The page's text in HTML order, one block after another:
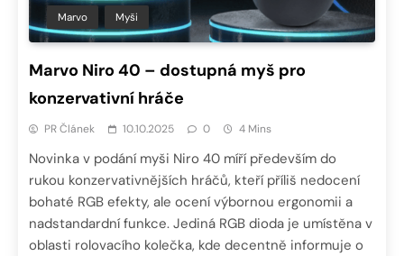
Marvo Myši
Marvo Niro 40 – dostupná myš pro
konzervativní hráče
PR Článek 10.10.2025 0 4 Mins
Novinka v podání myši Niro 40 míří především do
rukou konzervativnějších hráčů, kteří příliš nedocení
bohaté RGB efekty, ale ocení výbornou ergonomii a
nadstandardní funkce. Jediná RGB dioda je umístěna v
oblasti rolovacího kolečka, kde decentně informuje o